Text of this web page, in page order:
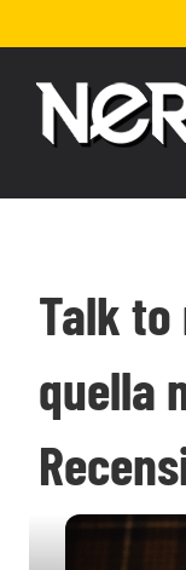
al
Talk
quella